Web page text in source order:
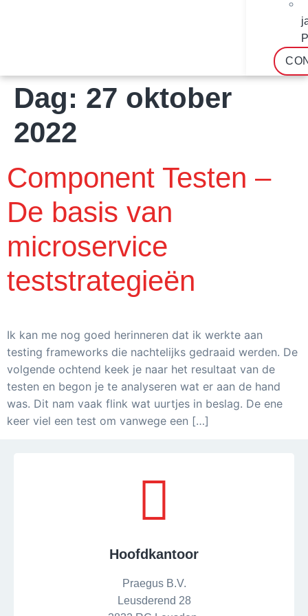
Dag: 27 oktober
2022
Component Testen –
De basis van
microservice
teststrategieën
Ik kan me nog goed herinneren dat ik werkte aan
testing frameworks die nachtelijks gedraaid werden. De
volgende ochtend keek je naar het resultaat van de
testen en begon je te analyseren wat er aan de hand
was. Dit nam vaak flink wat uurtjes in beslag. De ene
keer viel een test om vanwege een […]
Hoofdkantoor
Praegus B.V.
Leusderend 28